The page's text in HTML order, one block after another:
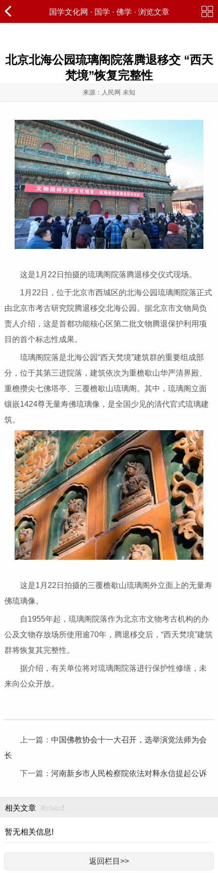
国学文化网 · 国学 · 佛学 · 浏览文章
北京北海公园琉璃阁院落腾退移交 “西天
梵境”恢复完整性
来源：人民网 未知
这是1月22日拍摄的琉璃阁院落腾退移交仪式现场。
1月22日，位于北京市西城区的北海公园琉璃阁院落正式
由北京市考古研究院腾退移交北海公园。据北京市文物局负
责人介绍，这是首都功能核心区第二批文物腾退保护利用项
目的首个标志性成果。
琉璃阁院落是北海公园“西天梵境”建筑群的重要组成部
分，位于其第三进院落，建筑依次为重檐歇山华严清界殿、
重檐攒尖七佛塔亭、三覆檐歇山琉璃阁。其中，琉璃阁立面
镶嵌1424尊无量寿佛琉璃像，是全国少见的清代官式琉璃建
筑。
这是1月22日拍摄的三覆檐歇山琉璃阁外立面上的无量寿
佛琉璃像。
自1955年起，琉璃阁院落作为北京市文物考古机构的办
公及文物存放场所使用逾70年，腾退移交后，“西天梵境”建筑
群将恢复其完整性。
据介绍，有关单位将对琉璃阁院落进行保护性修缮，未
来向公众开放。
上一篇： 中国佛教协会十一大召开，选举演觉法师为会
长
下一篇： 河南新乡市人民检察院依法对释永信提起公诉
相关文章 Related
暂无相关信息!
返回栏目>>